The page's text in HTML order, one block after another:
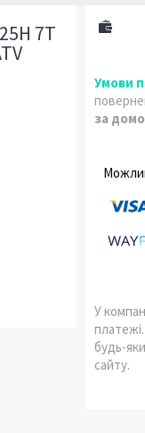
7Т
за
У
будь-
сайту.